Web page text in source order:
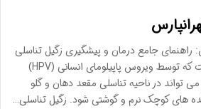
راهنمای جامع درمان و پیشگیری زگیل تناسلی
یک بیماری عفونی شایع است که توسط ویروس پاپیلومای انسانی (HPV)
تواند در ناحیه تناسلی مقعد دهان و گلو
های کوچک نرم و گوشتی شود. زگیل تناسلی…